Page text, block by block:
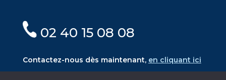
02 40 15 08 08
Contactez-nous dès maintenant, en cliquant ici